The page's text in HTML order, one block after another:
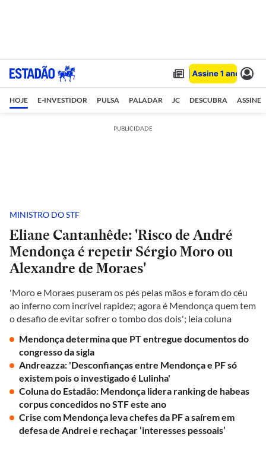
HOJE E-INVESTIDOR PULSA PALADAR JC DESCUBRA ASSINE
PUBLICIDADE
MINISTRO DO STF
Eliane Cantanhêde: 'Risco de André
Mendonça é repetir Sérgio Moro ou
Alexandre de Moraes'
'Moro e Moraes puseram os pés pelas mãos e foram do céu
ao inferno com incrível rapidez; agora é Mendonça quem tem
o desafio de evitar sofrer o tombo dos dois'; leia coluna
Mendonça determina que PT entregue documentos do
congresso da sigla
Andreazza: 'Desconfianças entre Mendonça e PF só
existem pois o investigado é Lulinha'
Coluna do Estadão: Mendonça lidera ranking de habeas
corpus concedidos no STF este ano
Crise com Mendonça leva chefes da PF a saírem em
defesa de Andrei e rechaçar ‘interesses pessoais’